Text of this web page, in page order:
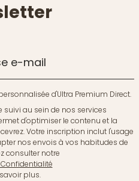
e-mail
d'Ultra Premium Direct.
suivi au sein de nos services
d'optimiser le contenu et la
Votre inscription inclut l'usage
nos envois à vos habitudes de
consulter notre
plus.